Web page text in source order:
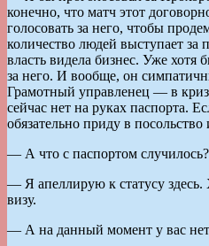
конечно, что матч этот
голосовать за него, чтобы
количество людей выступает
власть видела бизнес. Уже хотя
за него. И вообще, он
Грамотный управленец — в
сейчас нет на руках паспорта.
обязательно приду в
— А что с паспортом случилось?
— Я апеллирую к статусу
визу.
— А на данный момент у вас